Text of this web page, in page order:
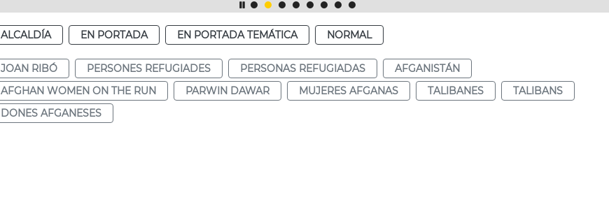
ALCALDÍA EN PORTADA EN PORTADA TEMÁTICA NORMAL
JOAN RIBÓ PERSONES REFUGIADES PERSONAS REFUGIADAS
AFGANISTÁN
AFGHAN WOMEN ON THE RUN
PARWIN DAWAR MUJERES AFGANAS TALIBANES
TALIBANS
DONES AFGANESES